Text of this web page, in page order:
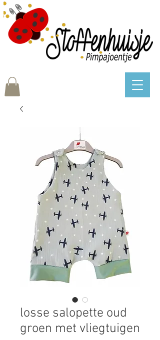
losse salopette oud
groen met vliegtuigen